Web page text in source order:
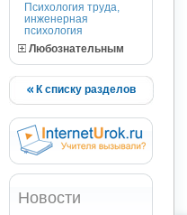
Психология труда,
инженерная
психология
Любознательным
К списку разделов
Новости